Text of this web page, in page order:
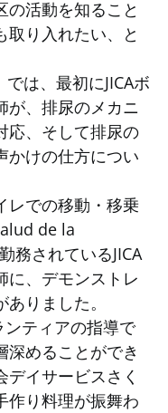
の活動を知ること
取り入れたい、と
は、最初にJICAボ
が、排尿のメカニ
応、そして排尿の
かけの仕方につい
での移動・移乗
de la
務されているJICA
に、デモンストレ
りました。
ンティアの指導で
深めることができ
イサービスさく
作り料理が振舞わ